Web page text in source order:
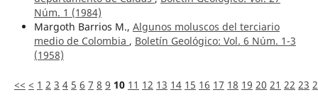
Núm. 1 (1984)
Margoth Barrios M., Algunos moluscos del terciario
medio de Colombia , Boletín Geológico: Vol. 6 Núm. 1-3
(1958)
<< < 1 2 3 4 5 6 7 8 9 10 11 12 13 14 15 16 17 18 19 20 21 22 23